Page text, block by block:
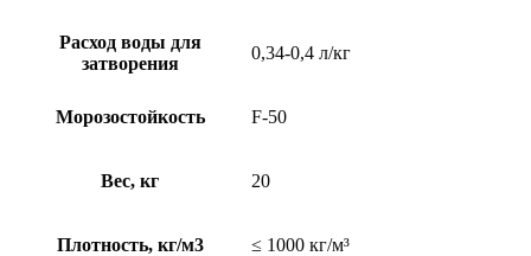
Расход воды для
затворения
0,34-0,4 л/кг
Морозостойкость F-50
Вес, кг 20
Плотность, кг/м3 ≤ 1000 кг/м³